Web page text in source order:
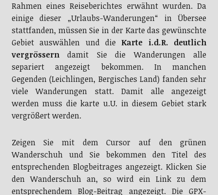
Rahmen eines Reiseberichtes erwähnt wurden. Da
einige dieser „Urlaubs-Wanderungen“ in Übersee
stattfanden, müssen Sie in der Karte das gewünschte
Gebiet auswählen und die Karte i.d.R. deutlich
vergrösserndamit Sie die Wanderungen alle
separiert angezeigt bekommen. In manchen
Gegenden (Leichlingen, Bergisches Land) fanden sehr
viele Wanderungen statt. Damit alle angezeigt
werden muss die karte u.U. in diesem Gebiet stark
vergrößert werden.
Zeigen Sie mit dem Cursor auf den grünen
Wanderschuh und Sie bekommen den Titel des
entsprechenden Blogbeitrages angezeigt. Klicken Sie
den Wanderschuh an, so wird ein Link zu dem
entsprechendem Blog-Beitrag angezeigt. Die GPX-